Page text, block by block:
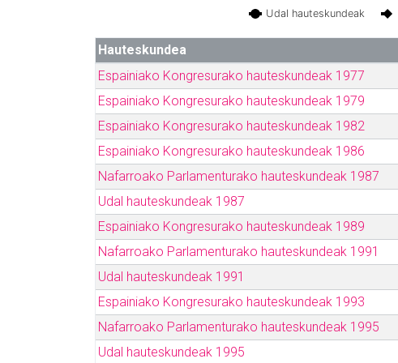
Udal hauteskundeak
Hauteskundea
Espainiako Kongresurako hauteskundeak 1977
Espainiako Kongresurako hauteskundeak 1979
Espainiako Kongresurako hauteskundeak 1982
Espainiako Kongresurako hauteskundeak 1986
Nafarroako Parlamenturako hauteskundeak 1987
Udal hauteskundeak 1987
Espainiako Kongresurako hauteskundeak 1989
Nafarroako Parlamenturako hauteskundeak 1991
Udal hauteskundeak 1991
Espainiako Kongresurako hauteskundeak 1993
Nafarroako Parlamenturako hauteskundeak 1995
Udal hauteskundeak 1995